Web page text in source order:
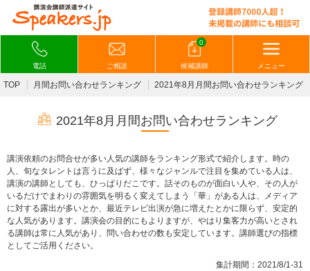
電話 ご相談
0
候補講師 メニュー
TOP 月間お問い合わせランキング 2021年8月月間お問い合わせランキング
2021年8月月間お問い合わせランキング
講演依頼のお問合せが多い人気の講師をランキング形式で紹介します。時の
人、旬なタレントは言うに及ばず、様々なジャンルで注目を集めている人は、
講演の講師としても、ひっぱりだこです。話そのものが面白い人や、その人が
いるだけでまわりの雰囲気を明るく変えてしまう「華」がある人は、メディア
に対する露出が多いとか、最近テレビ出演が急に増えたとかに限らず、安定的
な人気があります。講演会の目的にもよりますが、やはり集客力が高いとされ
る講師は常に人気があり、問い合わせの数も安定しています。講師選びの指標
としてご活用ください。
集計期間：2021/8/1-31